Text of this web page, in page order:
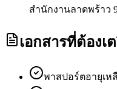
สำนักงานลาดพร้าว
เอกสารที่ต้องเ
พาสปอร์ตอายุเห